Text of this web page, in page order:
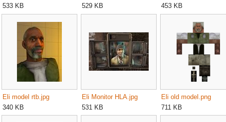
533 KB
529 KB
453 KB
Eli model rtb.jpg
340 KB
Eli Monitor HLA.jpg
531 KB
Eli old model.png
711 KB